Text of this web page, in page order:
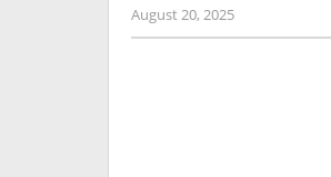
August 20, 2025by
wndwnrt